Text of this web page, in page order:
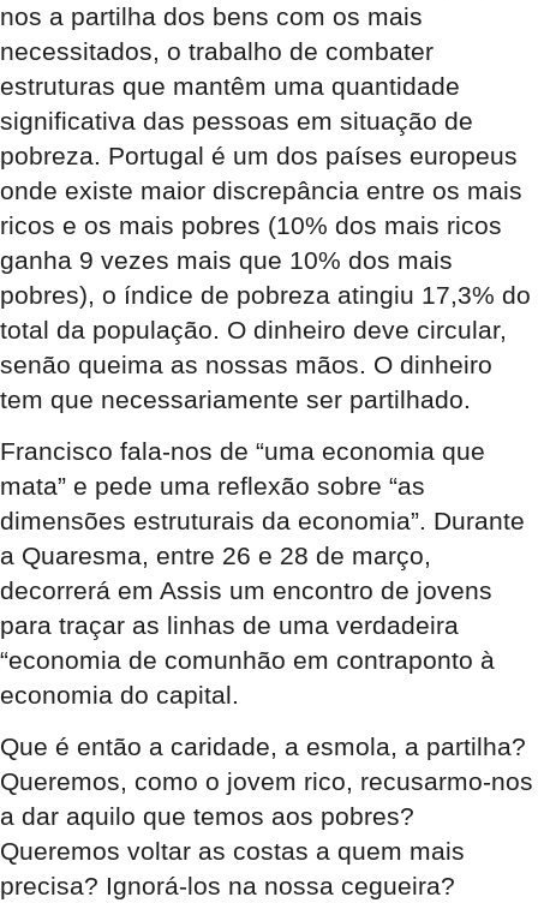
nos a partilha dos bens com os mais
necessitados, o trabalho de combater
estruturas que mantêm uma quantidade
significativa das pessoas em situação de
pobreza. Portugal é um dos países europeus
onde existe maior discrepância entre os mais
ricos e os mais pobres (10% dos mais ricos
ganha 9 vezes mais que 10% dos mais
pobres), o índice de pobreza atingiu 17,3% do
total da população. O dinheiro deve circular,
senão queima as nossas mãos. O dinheiro
tem que necessariamente ser partilhado.
Francisco fala-nos de “uma economia que
mata” e pede uma reflexão sobre “as
dimensões estruturais da economia”. Durante
a Quaresma, entre 26 e 28 de março,
decorrerá em Assis um encontro de jovens
para traçar as linhas de uma verdadeira
“economia de comunhão em contraponto à
economia do capital.
Que é então a caridade, a esmola, a partilha?
Queremos, como o jovem rico, recusarmo-nos
a dar aquilo que temos aos pobres?
Queremos voltar as costas a quem mais
precisa? Ignorá-los na nossa cegueira?